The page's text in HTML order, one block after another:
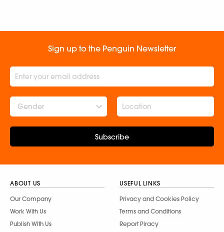
Sign up to the Penguin Newsletter
Gender
Subscribe
ABOUT US
Our Company
Work With Us
Publish With Us
USEFUL LINKS
Privacy and Cookies Policy
Terms and Conditions
Report Piracy